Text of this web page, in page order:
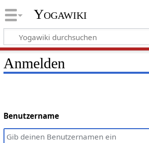
Yogawiki
Anmelden
Benutzername